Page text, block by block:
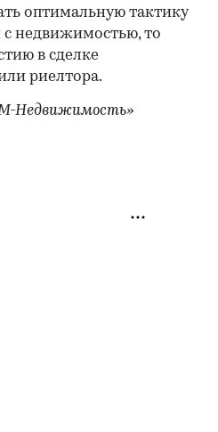
оптимальную тактику
недвижимостью, то
в сделке
риелтора.
Недвижимость»